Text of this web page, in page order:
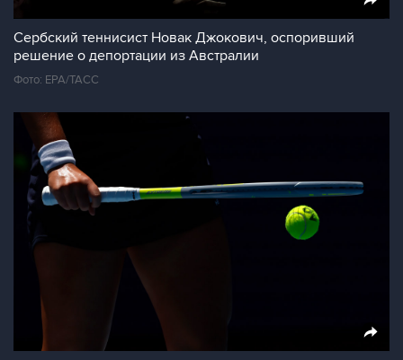
Сербский теннисист Новак Джокович, оспоривший
решение о депортации из Австралии
Фото: ЕРА/ТАСС